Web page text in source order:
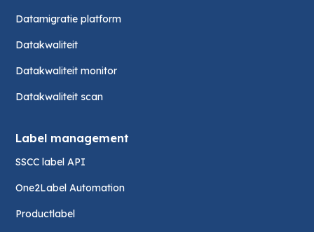
Datamigratie platform
Datakwaliteit
Datakwaliteit monitor
Datakwaliteit scan
Label management
SSCC label API
One2Label Automation
Productlabel